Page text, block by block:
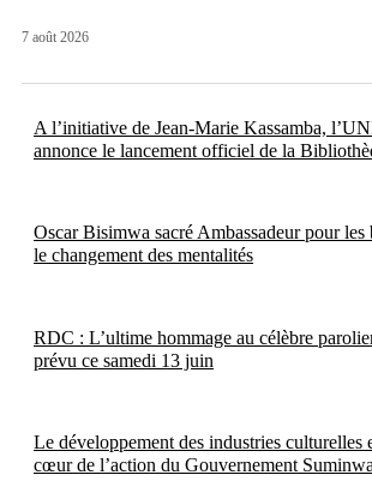
7 août 2026
A l’initiative de Jean-Marie Kassamba,
annonce le lancement officiel de la
Oscar Bisimwa sacré Ambassadeur pour les
le changement des mentalités
RDC : L’ultime hommage au célèbre
prévu ce samedi 13 juin
Le développement des industries culturelles
cœur de l’action du Gouvernement Suminwa